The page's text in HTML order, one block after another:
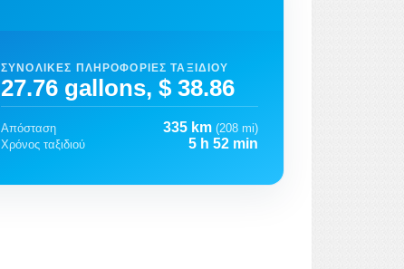
ΣΥΝΟΛΙΚΈΣ ΠΛΗΡΟΦΟΡΊΕΣ ΤΑΞΙΔΙΟΎ
27.76 gallons, $ 38.86
Απόσταση 335 km (208 mi)
Χρόνος ταξιδιού
5 h 52 min